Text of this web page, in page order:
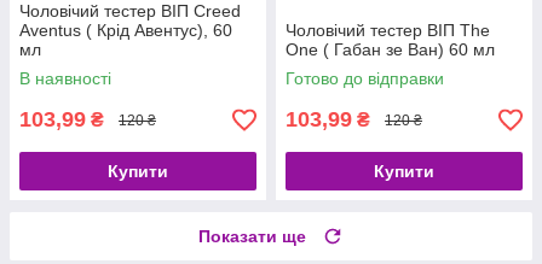
Чоловічий тестер ВІП Creed
Aventus ( Крід Авентус), 60
мл
В наявності
103,99 ₴ 120 ₴
Купити
Чоловічий тестер ВІП The
One ( Габан зе Ван) 60 мл
Готово до відправки
103,99 ₴ 120 ₴
Купити
Показати ще